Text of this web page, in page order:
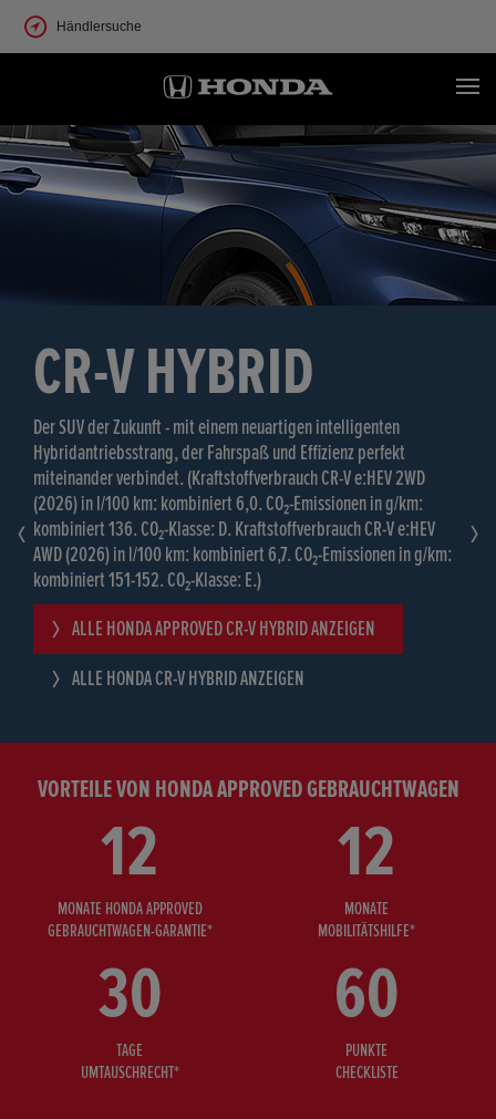
Händlersuche
CR-V HYBRID
Der SUV der Zukunft - mit einem neuartigen intelligenten
Hybridantriebsstrang, der Fahrspaß und Effizienz perfekt
miteinander verbindet. (Kraftstoffverbrauch CR-V e:HEV 2WD
(2026) in l/100 km: kombiniert 6,0. CO₂-Emissionen in g/km:
kombiniert 136. CO₂-Klasse: D. Kraftstoffverbrauch CR-V e:HEV
AWD (2026) in l/100 km: kombiniert 6,7. CO₂-Emissionen in g/km:
kombiniert 151-152. CO₂-Klasse: E.)
ALLE HONDA APPROVED CR-V HYBRID ANZEIGEN
ALLE HONDA CR-V HYBRID ANZEIGEN
CR-V PLUG-IN
Der SUV der Zukunft - mit einem neuartigen intelligenten Plug-in-
Hybridantriebsstrang, der Fahrspaß und Effizienz perfekt
miteinander verbindet. (Energieverbrauch CR-V e:PHEV (2026):
Kraftstoffverbrauch gewichtet, kombiniert: 2,6 l/100 km.
Stromverbrauch gewichtet, kombiniert: 11,7 kWh/100 km. CO₂-
Emissionen in g/km gewichtet, kombiniert: 59−60. CO₂-Klasse
gewichtet, kombiniert: B. Kraftstoffverbrauch bei entladener
Batterie kombiniert: 6,2−6,3 l/100 km. CO₂-Klasse bei entladener
Batterie: E. Elektrische Reichweite (EAER): 77−78 km.)
ALLE HONDA APPROVED CR-V PLUG-IN-HYBRID ANZEIGEN
VORTEILE VON HONDA APPROVED GEBRAUCHTWAGEN
12
MONATE HONDA APPROVED
12
MONATE
30
TAGE
60
PUNKTE